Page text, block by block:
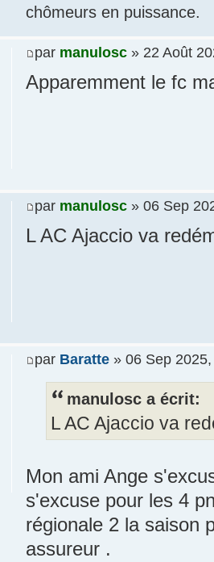
chômeurs en puissance.
par manulosc » 22 Août
Apparemment le fc
par manulosc » 06 Sep
L AC Ajaccio va
par Baratte » 06 Sep
manulosc a écrit:
L AC Ajaccio va
Mon ami Ange
s'excuse pour les 4
régionale 2 la saison
assureur .